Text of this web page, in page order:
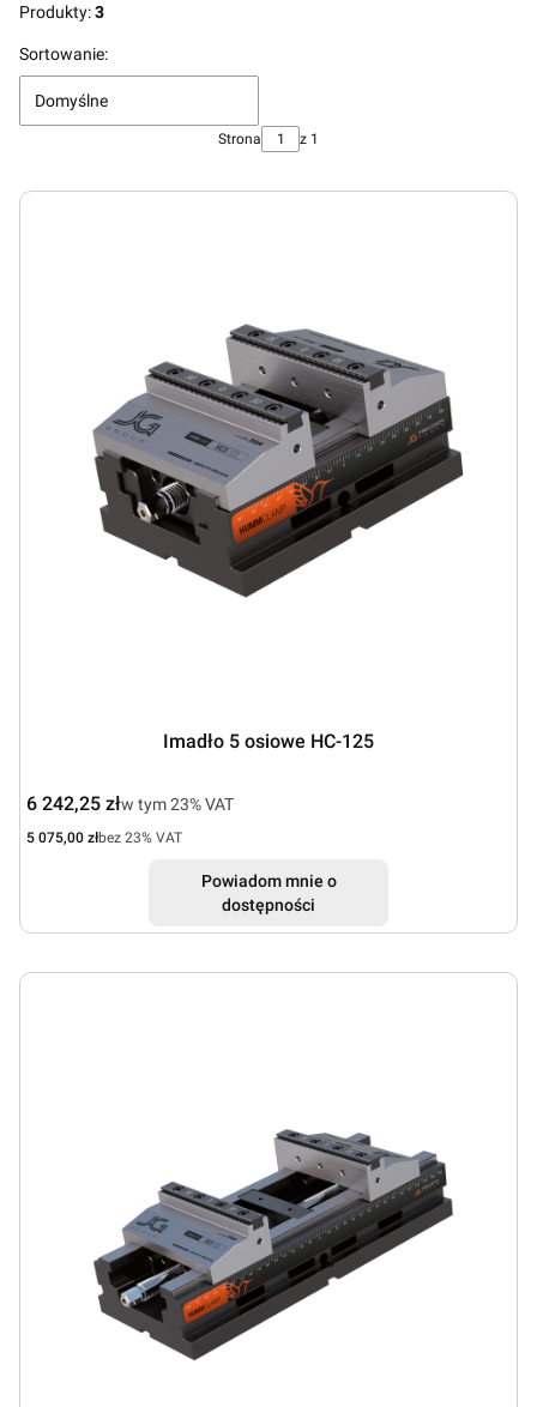
Produkty:3
Lista produktów
Sortowanie:
Domyślne
Strona z 1
Imadło 5 osiowe HC-125
Cena brutto
6 242,25 złw tym %s VAT
w tym23%VAT
Cena netto
5 075,00 złbez 23% VAT
Powiadom mnie o
dostępności